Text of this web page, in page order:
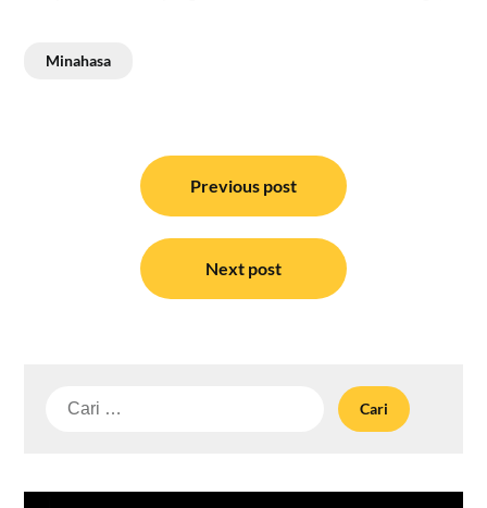
Minahasa
Previous post
Next post
Cari